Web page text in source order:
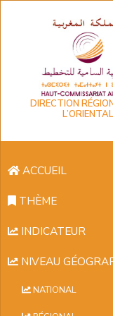
DIRECTION
L’ORIENTAL
ACCUEIL
THÈME
INDICATEUR
NIVEAU
NATIONAL